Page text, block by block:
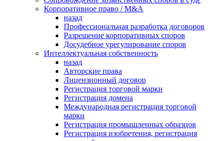
Корпоративное право / M&A
назад
Профессиональная разработка договоров
Разрешение корпоративных споров
Досудебное урегулирование споров
Интеллектуальная собственность
назад
Авторские права
Лицензионный договор
Регистрация торговой марки
Регистрация домена
Международная регистрация торговой
марки
Регистрация промышленных образцов
Регистрация изобретения, регистрация